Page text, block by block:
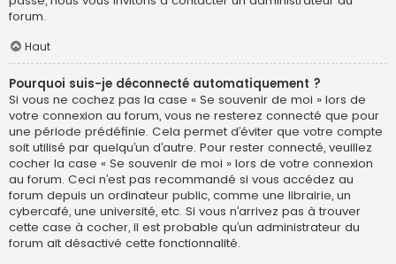
forum.
Haut
Pourquoi suis-je déconnecté automatiquement ?
Si vous ne cochez pas la case « Se souvenir de moi » lors de
votre connexion au forum, vous ne resterez connecté que pour
une période prédéfinie. Cela permet d’éviter que votre compte
soit utilisé par quelqu’un d’autre. Pour rester connecté, veuillez
cocher la case « Se souvenir de moi » lors de votre connexion
au forum. Ceci n’est pas recommandé si vous accédez au
forum depuis un ordinateur public, comme une librairie, un
cybercafé, une université, etc. Si vous n’arrivez pas à trouver
cette case à cocher, il est probable qu’un administrateur du
forum ait désactivé cette fonctionnalité.